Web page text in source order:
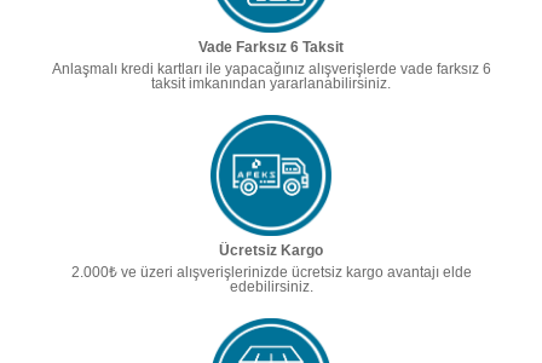
Vade Farksız 6 Taksit
Anlaşmalı kredi kartları ile yapacağınız alışverişlerde vade farksız 6
taksit imkanından yararlanabilirsiniz.
Ücretsiz Kargo
2.000₺ ve üzeri alışverişlerinizde ücretsiz kargo avantajı elde
edebilirsiniz.